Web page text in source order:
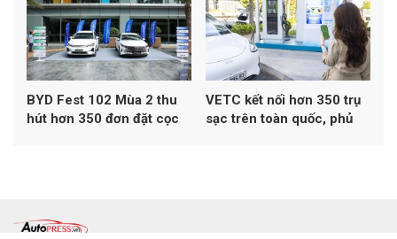
BYD Fest 102 Mùa 2 thu
hút hơn 350 đơn đặt cọc
VETC kết nối hơn 350 trụ
sạc trên toàn quốc, phủ